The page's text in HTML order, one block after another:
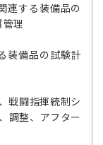
連する装備品の
理
装備品の試験計
戦闘指揮統制シ
調整、アフター